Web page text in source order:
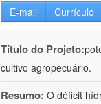
E-mail Currículo
Título do Projeto:
cultivo agropecuário.
Resumo: O déficit